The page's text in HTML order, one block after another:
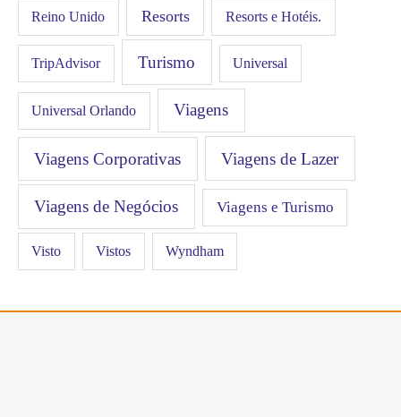
Reino Unido Resorts Resorts e Hotéis.
TripAdvisor Turismo Universal
Universal Orlando Viagens
Viagens Corporativas Viagens de Lazer
Viagens de Negócios Viagens e Turismo
Visto Vistos Wyndham